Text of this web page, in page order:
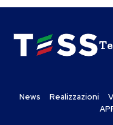
News Realizzazioni